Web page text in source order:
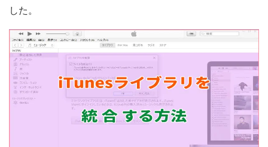
した。